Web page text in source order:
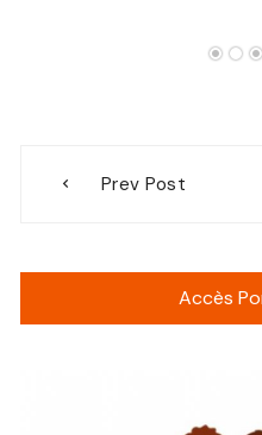
Prev Post
Accès